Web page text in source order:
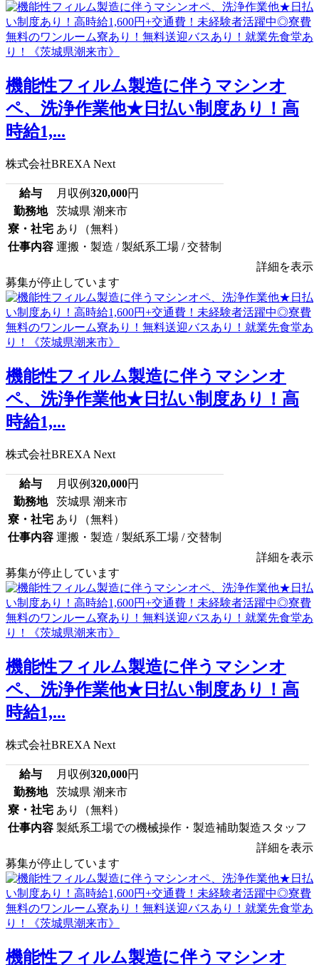
機能性フィルム製造に伴うマシンオ
ペ、洗浄作業他★日払い制度あり！高
時給1,...
株式会社BREXA Next
給与 月収例320,000円
勤務地
茨城県 潮来市
寮・社宅 あり（無料）
仕事内容 運搬・製造 / 製紙系工場 / 交替制
詳細を表示
募集が停止しています
機能性フィルム製造に伴うマシンオ
ペ、洗浄作業他★日払い制度あり！高
時給1,...
株式会社BREXA Next
給与 月収例320,000円
勤務地
茨城県 潮来市
寮・社宅 あり（無料）
仕事内容 運搬・製造 / 製紙系工場 / 交替制
詳細を表示
募集が停止しています
機能性フィルム製造に伴うマシンオ
ペ、洗浄作業他★日払い制度あり！高
時給1,...
株式会社BREXA Next
給与 月収例320,000円
勤務地
茨城県 潮来市
寮・社宅 あり（無料）
仕事内容 製紙系工場での機械操作・製造補助製造スタッフ
詳細を表示
募集が停止しています
機能性フィルム製造に伴うマシンオ